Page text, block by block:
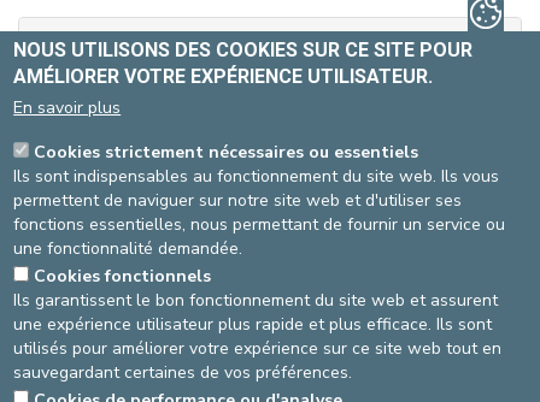
Coordonnées de l'intéressé / Gegevens van de
bevraagde
Prénom / Voornaam
Email / E-mail
NOUS UTILISONS DES COOKIES SUR CE SITE POUR
AMÉLIORER VOTRE EXPÉRIENCE UTILISATEUR.
En savoir plus
Cookies strictement nécessaires ou essentiels
Ils sont indispensables au fonctionnement du site web. Ils vous
permettent de naviguer sur notre site web et d'utiliser ses
fonctions essentielles, nous permettant de fournir un service ou
une fonctionnalité demandée.
Cookies fonctionnels
Ils garantissent le bon fonctionnement du site web et assurent
une expérience utilisateur plus rapide et plus efficace. Ils sont
utilisés pour améliorer votre expérience sur ce site web tout en
sauvegardant certaines de vos préférences.